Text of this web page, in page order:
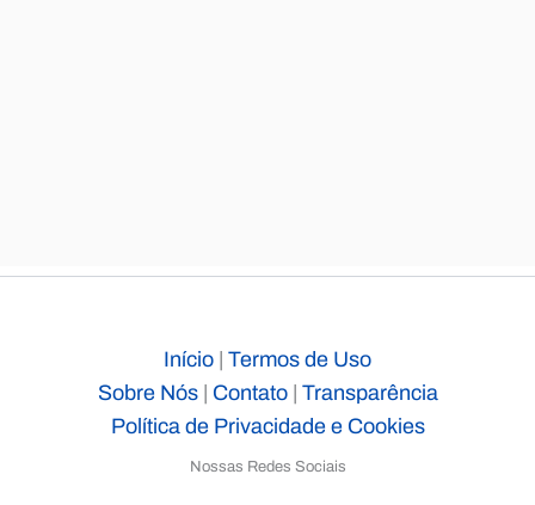
Início | Termos de Uso
Sobre Nós| Contato| Transparência
Política de Privacidade e Cookies
Nossas Redes Sociais